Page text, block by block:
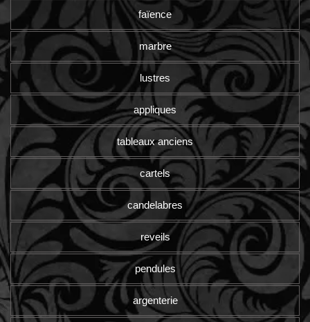
faïence
marbre
lustres
appliques
tableaux anciens
cartels
candelabres
reveils
pendules
argenterie